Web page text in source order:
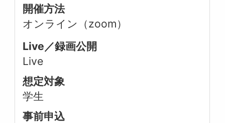
開催方法
オンライン（zoom）
Live／録画公開
Live
想定対象
学生
事前申込